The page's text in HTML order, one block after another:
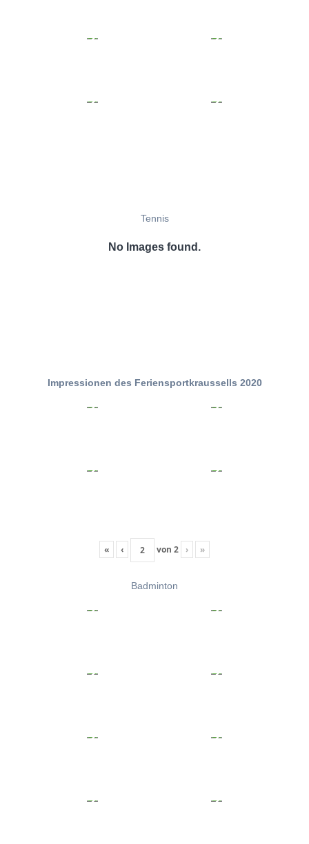
Tennis
No Images found.
Impressionen des Feriensportkraussells 2020
« ‹ von 2 › »
Badminton